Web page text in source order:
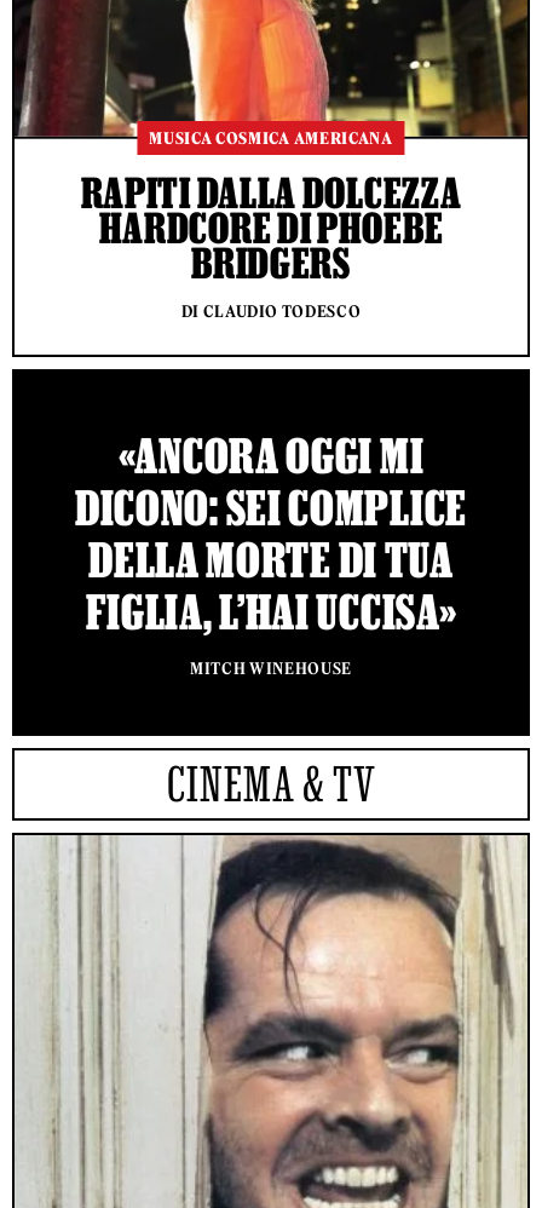
MUSICA COSMICA AMERICANA
RAPITI DALLA DOLCEZZA
HARDCORE DI PHOEBE
BRIDGERS
DI CLAUDIO TODESCO
«ANCORA OGGI MI
DICONO: SEI COMPLICE
DELLA MORTE DI TUA
FIGLIA, L’HAI UCCISA»
MITCH WINEHOUSE
CINEMA & TV